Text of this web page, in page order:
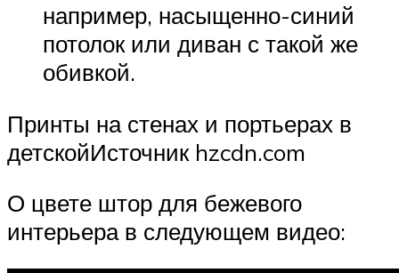
например, насыщенно-синий
потолок или диван с такой же
обивкой.
Принты на стенах и портьерах в
детскойИсточник hzcdn.com
О цвете штор для бежевого
интерьера в следующем видео: